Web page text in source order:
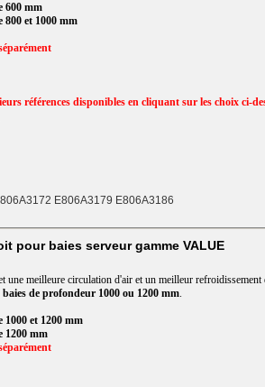
600 mm
800 et 1000 mm
références disponibles en cliquant sur les choix ci-
E806A3179 E806A3186
pour baies serveur gamme VALUE
une meilleure circulation d'air et un meilleur refroidissement
baies de profondeur 1000 ou 1200 mm.
et 1200 mm
1200 mm